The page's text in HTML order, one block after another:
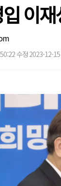
이
수정 2023-12-